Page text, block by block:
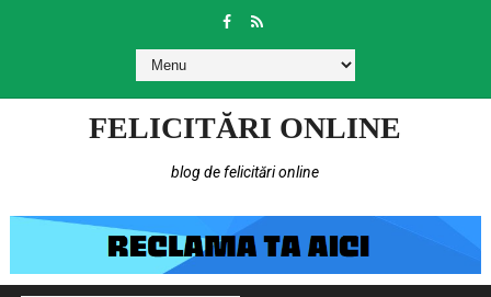
FELICITĂRI ONLINE
blog de felicitări online